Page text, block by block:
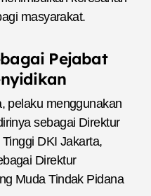
masyarakat.
Pejabat
pelaku menggunakan
sebagai Direktur
DKI Jakarta,
Direktur
Muda Tindak Pidana